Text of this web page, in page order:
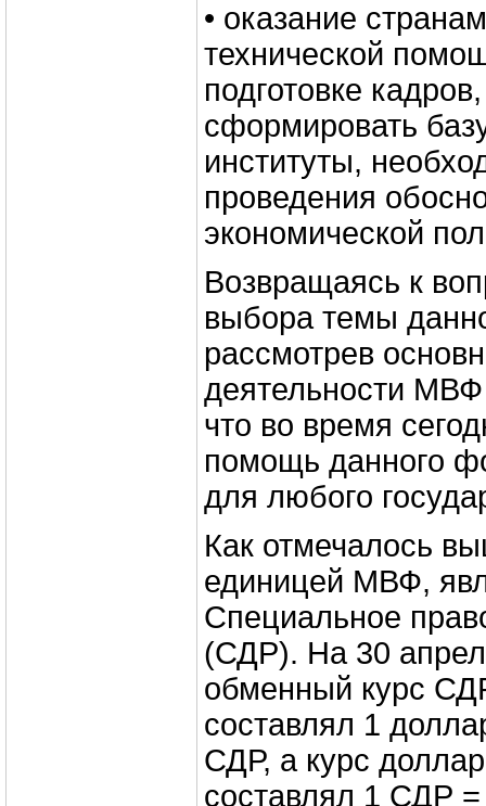
• оказание
технической
подготовке
сформировать
институты,
проведения
экономической
Возвращаясь к
выбора темы
рассмотрев
деятельности
что во время
помощь данного
для любого
Как отмечалось
единицей МВФ,
Специальное
(СДР). На 30
обменный курс
составлял 1
СДР, а курс
составлял 1 СДР